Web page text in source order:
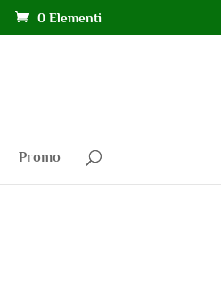
0 Elementi
Promo